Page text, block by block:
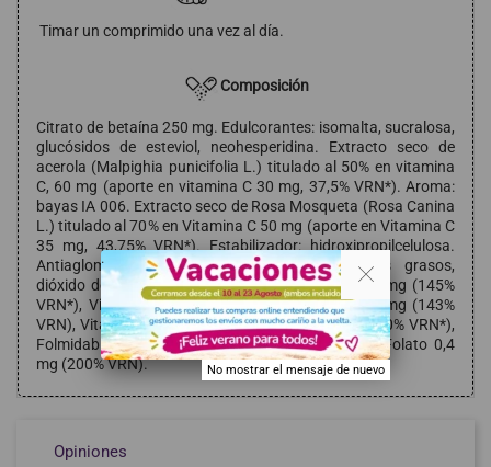
Timar un comprimido una vez al día.
Composición
Citrato de betaína 250 mg. Edulcorantes: isomalta, sucralosa,
glucósidos de esteviol, neohesperidina. Extracto seco de
acerola (Malpighia punicifolia L.) titulado al 50% en vitamina
C, 60 mg (aporte en vitamina C 30 mg, 37,5% VRN*). Aroma:
bayas IA 006. Extracto seco de Rosa Mosqueta (Rosa Canina
L.) titulado al 70% en Vitamina C 50 mg (aporte en Vitamina C
35 mg, 43,75% VRN*). Estabilizador: hidroxipropilcelulosa.
Antiaglomerantes: sales magnésicas de ácidos grasos,
dióxido de silicio. Vitamina B2 (Riboflavina), 2,04 mg (145%
VRN*), Vitamina B6 (Clorhidrato de piridoxina) 2 mg (143%
VRN), Vitamina B12 (Metilcobalamina) 1 mg (40000% VRN*),
Folmidable® (sal cálcica 5-metiltetrahidrofolato) Folato 0,4
mg (200% VRN).
Opiniones
. .
No mostrar el mensaje de nuevo